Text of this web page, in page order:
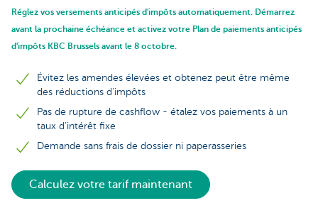
Réglez vos versements anticipés d'impôts automatiquement. Démarrez
avant la prochaine échéance et activez votre Plan de paiements anticipés
d'impôts KBC Brussels avant le 8 octobre.
Évitez les amendes élevées et obtenez peut être même
des réductions d'impôts
Pas de rupture de cashflow - étalez vos paiements à un
taux d'intérêt fixe
Demande sans frais de dossier ni paperasseries
Calculez votre tarif maintenant